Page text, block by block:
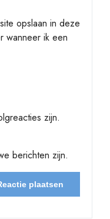
opslaan in deze
wanneer ik een
zijn.
berichten zijn.